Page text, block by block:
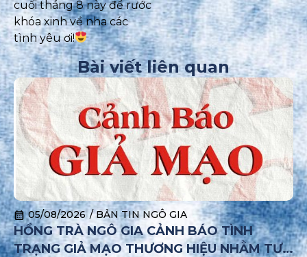
cuối tháng 8 này để rước
khóa xinh về nha các
tình yêu ơi!
Bài viết liên quan
05/08/2026 / BẢN TIN NGÔ GIA
HỒNG TRÀ NGÔ GIA CẢNH BÁO TÌNH
TRẠNG GIẢ MẠO THƯƠNG HIỆU NHẰM TƯ